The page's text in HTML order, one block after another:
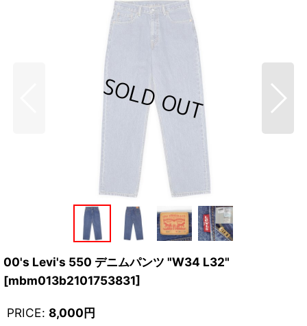
00's Levi's 550 デニムパンツ "W34 L32"
[mbm013b2101753831]
PRICE: 8,000円